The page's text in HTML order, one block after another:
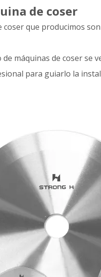
de coser
que producimos
máquinas de coser se
para guiarlo la